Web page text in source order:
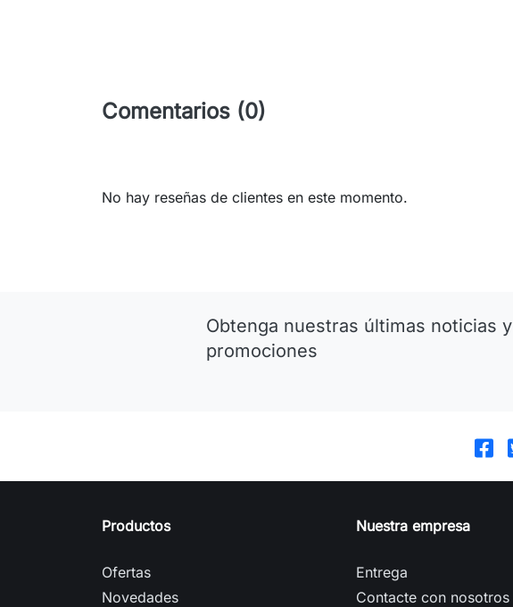
Comentarios (0)
No hay reseñas de clientes en este momento.
Obtenga nuestras últimas noticias y
promociones
Productos
Ofertas
Novedades
Nuestra empresa
Entrega
Contacte con nosotros